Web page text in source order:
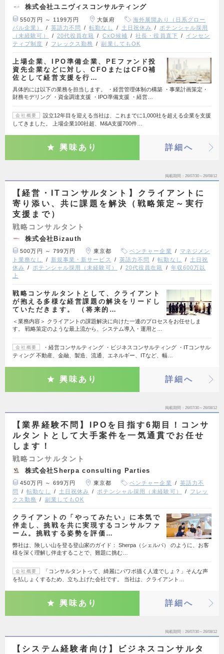
株式会社ユニヴィスコンサルティング
550万円 ～ 1199万円 大阪府
海外展開あり（日系グロー
バル企業）
英語力不問 転勤なし 土日祝休み
ポテンシャル採用
（未経験可）
20代役員在籍 CxO候補 社長・役員直下
インセン
ティブ制度
フレックス勤務 副業してもOK
上場企業、IPO準備企業、PEファンド投
資先企業などに対し、CFOまたはCFO補
佐として経営支援を行…
具体的には以下の業務を担当します。 ・経営管理体制の構築 ・事業計画策定・
財務モデリング ・資金調達支援 ・IPO準備支援 ・経営…
会社概要
設立12年目を迎える当社は、これまでに1,000社を超える企業を支援
してきました。 上場企業100社超、M&A支援700件…
興味あり 詳細へ
掲載期間 26/07/30～26/08/12
【経営・ITコンサルタント】クライアントに
寄り添い、共に課題を解決（戦略策定～実行
支援まで）
戦略コンサルタント
株式会社Bizauth
500万円 ～ 799万円 東京都 ベンチャー企業
マネジメン
ト業務なし
新規事業・新サービス 英語力不問 転勤なし
土日祝
休み
ポテンシャル採用（未経験可） 20代役員在籍
年収600万以
上
戦略コンサルタントとして、クライアント
が抱える多様な経営課題の解決をリードし
ていただきます。 （将来的…
＜業務内容＞ クライアントの課題解決に向けた一連のプロセスをお任せしま
す。 戦略策定のような最上流から、システム導入・運用と…
会社概要
・経営コンサルティング ・ビジネスコンサルティング ・ITコンサル
ティング 不動産、金融、製造、流通、エネルギー、ITなど、幅…
興味あり 詳細へ
掲載期間 26/07/30～26/08/12
【業界経験不問】IPOを目指す6期目！コンサ
ルタントとして大手案件を一気通貫でお任せ
します！
戦略コンサルタント
株式会社Sherpa consulting Parties
450万円 ～ 699万円 東京都 ベンチャー企業
英語力不
問
転勤なし 土日祝休み ポテンシャル採用（未経験可）
フレッ
クス勤務
副業してもOK
クライアントの「やってみたい」に本気で
伴走し、挑戦を共に実現するコンサルファ
ーム。挑戦する姿勢を評価…
弊社は、険しい山を登る登山家のガイド： Sherpa（シェルパ） のように、お客
様を深く理解し伴走することで、難題に挑む…
会社概要
「コンサルタントって、綺麗にパワポ描く人達でしょ？」そんな声
を払しょくするため、立ち上げた会社です。 当社は、クライアント…
興味あり 詳細へ
掲載期間 26/07/30～26/08/12
【システム経験者向け】ビジネスコンサルタ